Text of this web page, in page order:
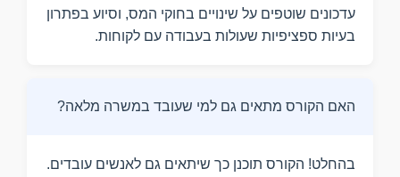
עדכונים שוטפים על שינויים בחוקי המס, וסיוע בפתרון
בעיות ספציפיות שעולות בעבודה עם לקוחות.
האם הקורס מתאים גם למי שעובד במשרה מלאה?
בהחלט! הקורס תוכנן כך שיתאים גם לאנשים עובדים.